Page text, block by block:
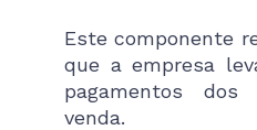
Este componente
que a empresa
pagamentos
venda.